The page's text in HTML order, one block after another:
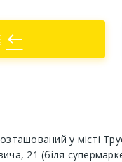
west
у місті
21 (біля